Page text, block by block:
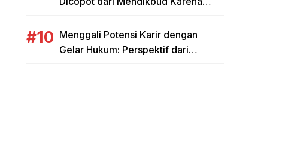
Guru
Menggali Potensi Karir dengan
Gelar Hukum: Perspektif dari